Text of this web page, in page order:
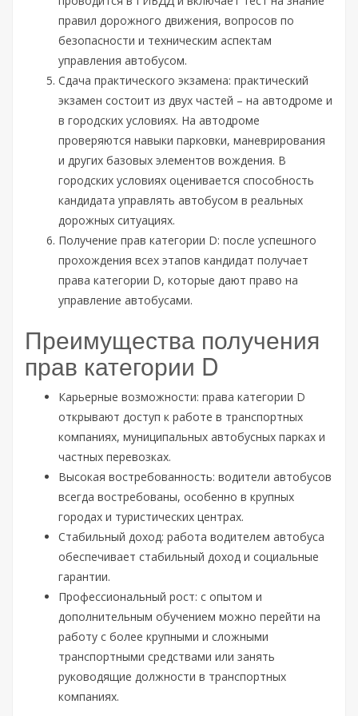
правил дорожного движения, вопросов по
безопасности и техническим аспектам
управления автобусом.
Сдача практического экзамена: практический
экзамен состоит из двух частей – на автодроме и
в городских условиях. На автодроме
проверяются навыки парковки, маневрирования
и других базовых элементов вождения. В
городских условиях оценивается способность
кандидата управлять автобусом в реальных
дорожных ситуациях.
Получение прав категории D: после успешного
прохождения всех этапов кандидат получает
права категории D, которые дают право на
управление автобусами.
Преимущества получения
прав категории D
Карьерные возможности: права категории D
открывают доступ к работе в транспортных
компаниях, муниципальных автобусных парках и
частных перевозках.
Высокая востребованность: водители автобусов
всегда востребованы, особенно в крупных
городах и туристических центрах.
Стабильный доход: работа водителем автобуса
обеспечивает стабильный доход и социальные
гарантии.
Профессиональный рост: с опытом и
дополнительным обучением можно перейти на
работу с более крупными и сложными
транспортными средствами или занять
руководящие должности в транспортных
компаниях.